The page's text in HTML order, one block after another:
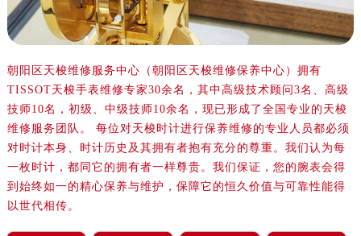
朝阳区天梭维修服务中心（朝阳区天梭维修保养中心）拥有
TISSOT天梭手表维修专家30余名，其中高级技术顾问3名、高级
技师10名，初级、中级技师10余名，现已形成了全国专业的天梭
维修服务团队。 每位对天梭时计进行保养维修的专业人员都必须
对时计本身、时计历史及其拥有者抱有充分的尊重。我们认为每
一枚时计，都同它的拥有者一样尊贵。我们保证，您的腕表会得
到始终如一的精心保养与维护，保障它的恒久价值与可靠性能得
以世代相传。